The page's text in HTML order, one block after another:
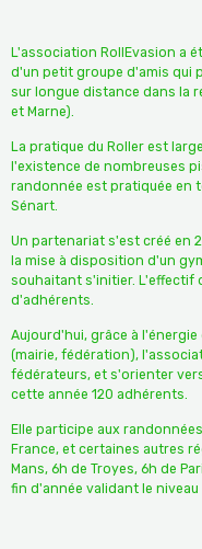
L'association RollEvasion a
d'un petit groupe d'amis qui
sur longue distance dans la
et Marne).
La pratique du Roller est
l'existence de nombreuses
randonnée est pratiquée en
Sénart.
Un partenariat s'est créé en
la mise à disposition d'un
souhaitant s'initier. L'effectif
d'adhérents.
Aujourd'hui, grâce à
(mairie, fédération),
fédérateurs, et s'orienter
cette année 120 adhérents.
Elle participe aux
France, et certaines autres
Mans, 6h de Troyes, 6h de
fin d'année validant le niveau